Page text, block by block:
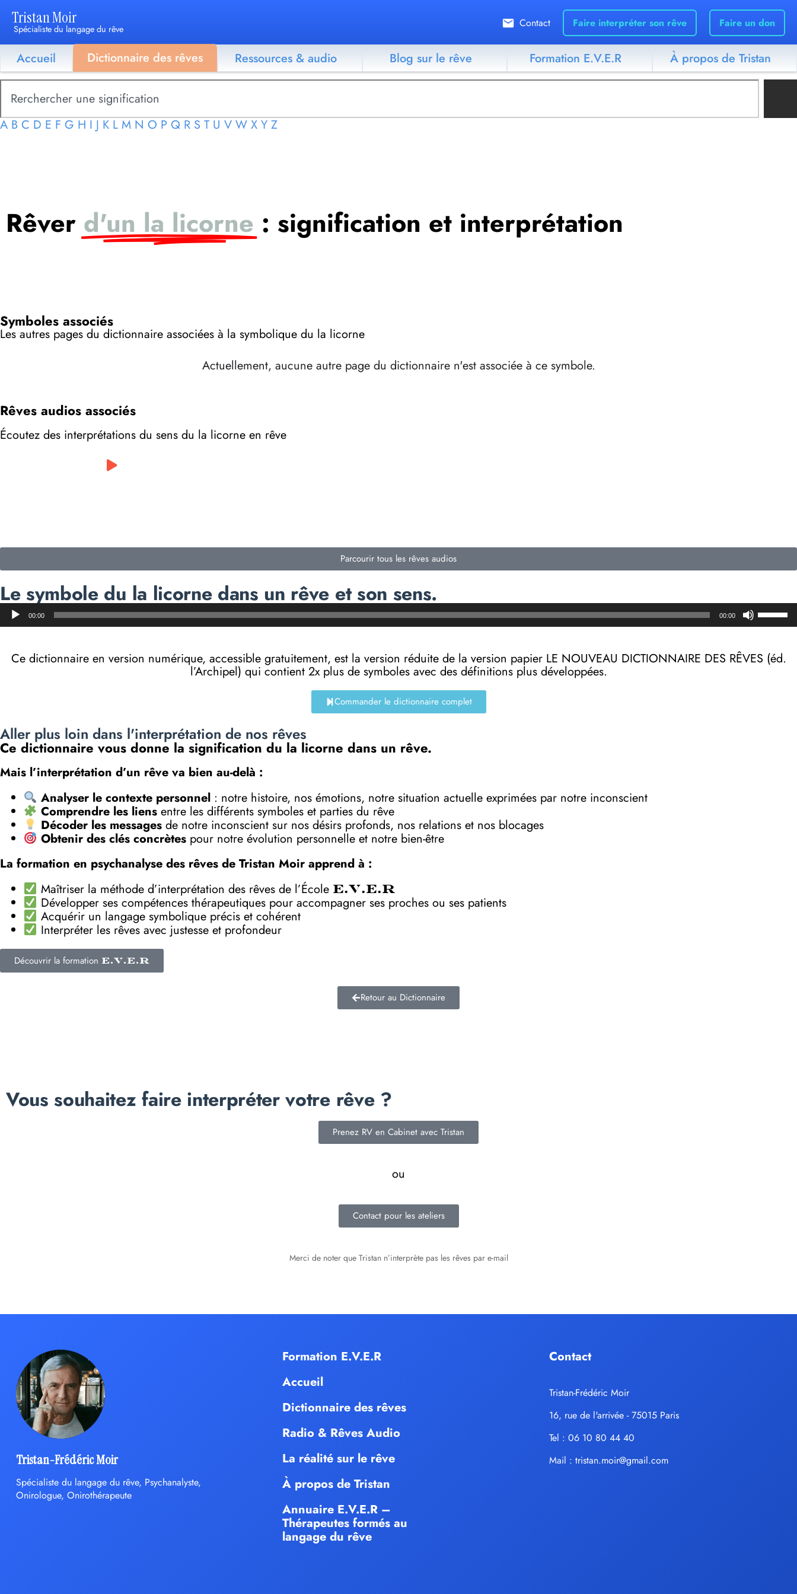
Tristan Moir
Spécialiste du langage du rêve Contact Faire interpréter son rêve Faire un don
Accueil Dictionnaire des rêves Ressources & audio Blog sur le rêve Formation E.V.E.R À propos de Tristan
A B C D E F G H I J K L M N O P Q R S T U V W X Y Z
Rêver d'un la licorne : signification et interprétation
Symboles associés
Les autres pages du dictionnaire associées à la symbolique du la licorne
Actuellement, aucune autre page du dictionnaire n'est associée à ce symbole.
Rêves audios associés
Écoutez des interprétations du sens du la licorne en rêve
Parcourir tous les rêves audios
Le symbole du la licorne dans un rêve et son sens.
Lecteur
audio00:00 00:00
haut/
pour
Ce dictionnaire en version numérique, accessible gratuitement, est la version réduite de la version papier LE NOUVEAU DICTIONNAIRE DES RÊVES (éd.
l’Archipel) qui contient 2x plus de symboles avec des définitions plus développées.
Commander le dictionnaire complet
Aller plus loin dans l'interprétation de nos rêves
Ce dictionnaire vous donne la signification du la licorne dans un rêve.
Mais l’interprétation d’un rêve va bien au-delà :
Analyser le contexte personnel: notre histoire, nos émotions, notre situation actuelle exprimées par notre inconscient
Comprendre les liensentre les différents symboles et parties du rêve
Décoder les messagesde notre inconscient sur nos désirs profonds, nos relations et nos blocages
Obtenir des clés concrètespour notre évolution personnelle et notre bien-être
La formation en psychanalyse des rêves de Tristan Moir apprend à :
Maîtriser la méthode d’interprétation des rêves de l’École E.V.E.R
Développer ses compétences thérapeutiques pour accompagner ses proches ou ses patients
Acquérir un langage symbolique précis et cohérent
Interpréter les rêves avec justesse et profondeur
Découvrir la formation E.V.E.R
Retour au Dictionnaire
Vous souhaitez faire interpréter votre rêve ?
Prenez RV en Cabinet avec Tristan
ou
Contact pour les ateliers
Merci de noter que Tristan n’interprète pas les rêves par e-mail
Tristan-Frédéric Moir
Spécialiste du langage du rêve, Psychanalyste,
Onirologue, Onirothérapeute
Formation E.V.E.R
Accueil
Dictionnaire des rêves
Radio & Rêves Audio
La réalité sur le rêve
À propos de Tristan
Annuaire E.V.E.R –
Thérapeutes formés au
langage du rêve
Contact
Tristan-Frédéric Moir
16, rue de l'arrivée - 75015 Paris
Tel : 06 10 80 44 40
Mail :tristan.moir@gmail.com